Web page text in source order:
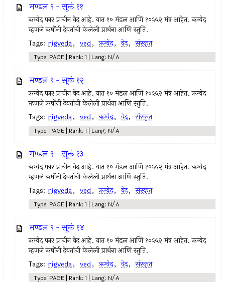
मण्डल ९ - सूक्तं ११
ऋग्वेद फार प्राचीन वेद आहे. यात १० मंडल आणि १०५५२ मंत्र आहेत. ऋग्वेद
म्हणजे ऋषींनी देवतांची केलेली प्रार्थना आणि स्तुति.
Tags: rigveda, ved, ऋग्वेद, वेद, संस्कृत
Type: PAGE | Rank: 1 | Lang: N/A
मण्डल ९ - सूक्तं १२
ऋग्वेद फार प्राचीन वेद आहे. यात १० मंडल आणि १०५५२ मंत्र आहेत. ऋग्वेद
म्हणजे ऋषींनी देवतांची केलेली प्रार्थना आणि स्तुति.
Tags: rigveda, ved, ऋग्वेद, वेद, संस्कृत
Type: PAGE | Rank: 1 | Lang: N/A
मण्डल ९ - सूक्तं १३
ऋग्वेद फार प्राचीन वेद आहे. यात १० मंडल आणि १०५५२ मंत्र आहेत. ऋग्वेद
म्हणजे ऋषींनी देवतांची केलेली प्रार्थना आणि स्तुति.
Tags: rigveda, ved, ऋग्वेद, वेद, संस्कृत
Type: PAGE | Rank: 1 | Lang: N/A
मण्डल ९ - सूक्तं १४
ऋग्वेद फार प्राचीन वेद आहे. यात १० मंडल आणि १०५५२ मंत्र आहेत. ऋग्वेद
म्हणजे ऋषींनी देवतांची केलेली प्रार्थना आणि स्तुति.
Tags: rigveda, ved, ऋग्वेद, वेद, संस्कृत
Type: PAGE | Rank: 1 | Lang: N/A